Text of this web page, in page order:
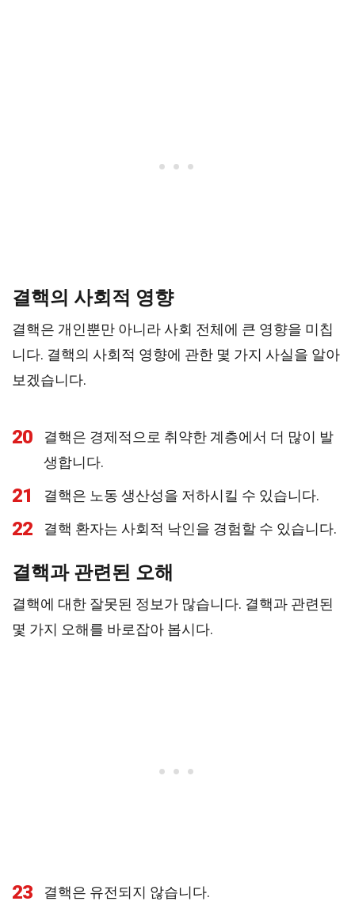
결핵의 사회적 영향
결핵은 개인뿐만 아니라 사회 전체에 큰 영향을 미칩
니다. 결핵의 사회적 영향에 관한 몇 가지 사실을 알아
보겠습니다.
20
결핵은 경제적으로 취약한 계층에서 더 많이 발
생합니다.
21 결핵은 노동 생산성을 저하시킬 수 있습니다.
22 결핵 환자는 사회적 낙인을 경험할 수 있습니다.
결핵과 관련된 오해
결핵에 대한 잘못된 정보가 많습니다. 결핵과 관련된
몇 가지 오해를 바로잡아 봅시다.
23 결핵은 유전되지 않습니다.